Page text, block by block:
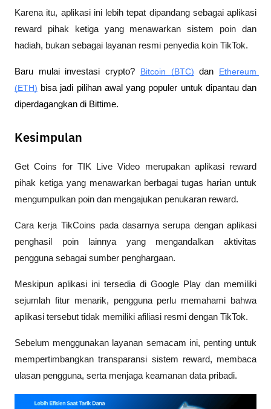
Karena itu, aplikasi ini lebih tepat dipandang sebagai aplikasi
reward pihak ketiga yang menawarkan sistem poin dan
hadiah, bukan sebagai layanan resmi penyedia koin TikTok.
Baru mulai investasi crypto? Bitcoin (BTC) dan Ethereum
(ETH) bisa jadi pilihan awal yang populer untuk dipantau dan
diperdagangkan di Bittime.
Kesimpulan
Get Coins for TIK Live Video merupakan aplikasi reward
pihak ketiga yang menawarkan berbagai tugas harian untuk
mengumpulkan poin dan mengajukan penukaran reward.
Cara kerja TikCoins pada dasarnya serupa dengan aplikasi
penghasil poin lainnya yang mengandalkan aktivitas
pengguna sebagai sumber penghargaan.
Meskipun aplikasi ini tersedia di Google Play dan memiliki
sejumlah fitur menarik, pengguna perlu memahami bahwa
aplikasi tersebut tidak memiliki afiliasi resmi dengan TikTok.
Sebelum menggunakan layanan semacam ini, penting untuk
mempertimbangkan transparansi sistem reward, membaca
ulasan pengguna, serta menjaga keamanan data pribadi.